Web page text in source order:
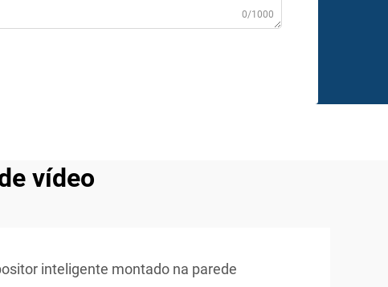
0/1000
vídeo
inteligente montado na parede